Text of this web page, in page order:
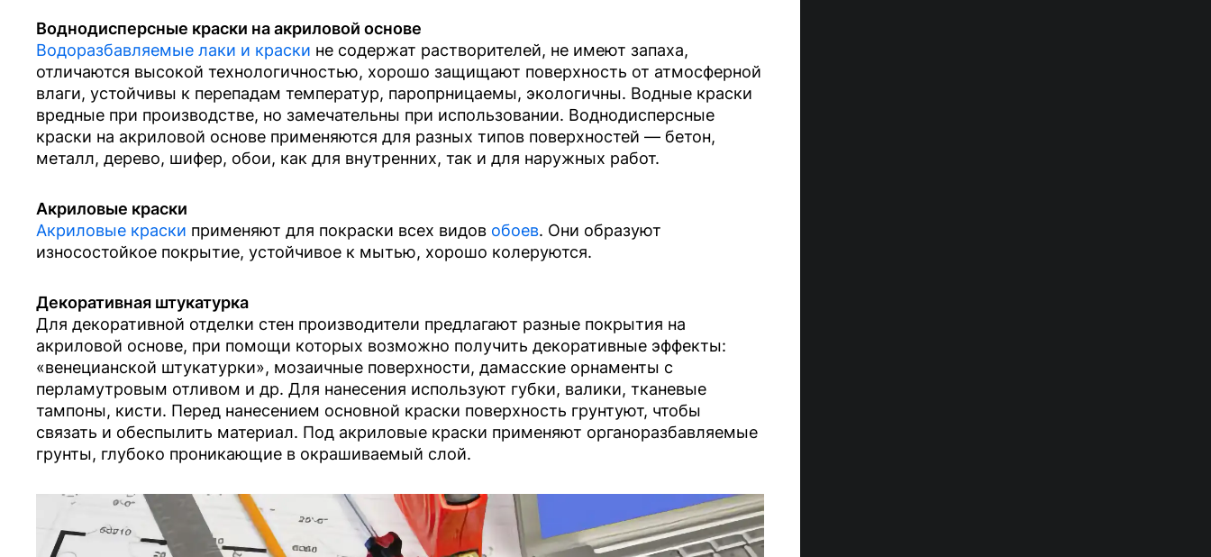
Воднодисперсные краски на акриловой основе
Водоразбавляемые лаки и краски не содержат растворителей, не имеют запаха,
отличаются высокой технологичностью, хорошо защищают поверхность от атмосферной
влаги, устойчивы к перепадам температур, паропрницаемы, экологичны. Водные краски
вредные при производстве, но замечательны при использовании. Воднодисперсные
краски на акриловой основе применяются для разных типов поверхностей — бетон,
металл, дерево, шифер, обои, как для внутренних, так и для наружных работ.
Акриловые краски
Акриловые краски применяют для покраски всех видов обоев. Они образуют
износостойкое покрытие, устойчивое к мытью, хорошо колеруются.
Декоративная штукатурка
Для декоративной отделки стен производители предлагают разные покрытия на
акриловой основе, при помощи которых возможно получить декоративные эффекты:
«венецианской штукатурки», мозаичные поверхности, дамасские орнаменты с
перламутровым отливом и др. Для нанесения используют губки, валики, тканевые
тампоны, кисти. Перед нанесением основной краски поверхность грунтуют, чтобы
связать и обеспылить материал. Под акриловые краски применяют органоразбавляемые
грунты, глубоко проникающие в окрашиваемый слой.